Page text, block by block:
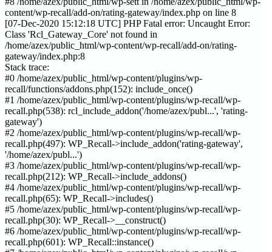
content/wp-recall/add-on/rating-gateway/index.php on line 8
[07-Dec-2020 15:12:18 UTC] PHP Fatal error: Uncaught Error:
Class 'Rcl_Gateway_Core' not found in
/home/azex/public_html/wp-content/wp-recall/add-on/rating-
gateway/index.php:8
Stack trace:
#0 /home/azex/public_html/wp-content/plugins/wp-
recall/functions/addons.php(152): include_once()
#1 /home/azex/public_html/wp-content/plugins/wp-recall/wp-
recall.php(538): rcl_include_addon('/home/azex/publ...', 'rating-
gateway')
#2 /home/azex/public_html/wp-content/plugins/wp-recall/wp-
recall.php(497): WP_Recall->include_addon('rating-gateway',
'/home/azex/publ...')
#3 /home/azex/public_html/wp-content/plugins/wp-recall/wp-
recall.php(212): WP_Recall->include_addons()
#4 /home/azex/public_html/wp-content/plugins/wp-recall/wp-
recall.php(65): WP_Recall->includes()
#5 /home/azex/public_html/wp-content/plugins/wp-recall/wp-
recall.php(30): WP_Recall->__construct()
#6 /home/azex/public_html/wp-content/plugins/wp-recall/wp-
recall.php(601): WP_Recall::instance()